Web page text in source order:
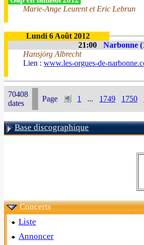
Marie-Ange Leurent et Eric Lebrun
Lundi 6 Août 2012
21:00
Narbonne
Hansjörg Albrecht
Lien : www.les-orgues-de-
70408
dates
Page 1 ... 1749 1750
Base discographique
Concerts
Liste
Annoncer